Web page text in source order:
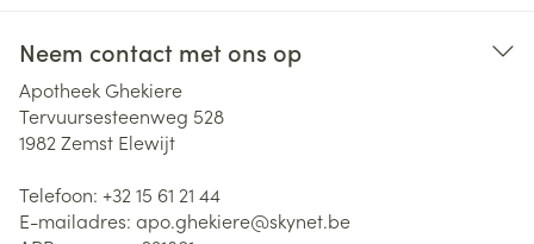
Neem contact met ons op
Apotheek Ghekiere
Tervuursesteenweg 528
1982 Zemst Elewijt
Telefoon: +32 15 61 21 44
E-mailadres: apo.ghekiere@skynet.be